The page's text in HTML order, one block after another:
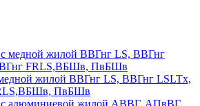
жилой ВВГнг LS, ВВГнг LSLTx,
ПвБШв